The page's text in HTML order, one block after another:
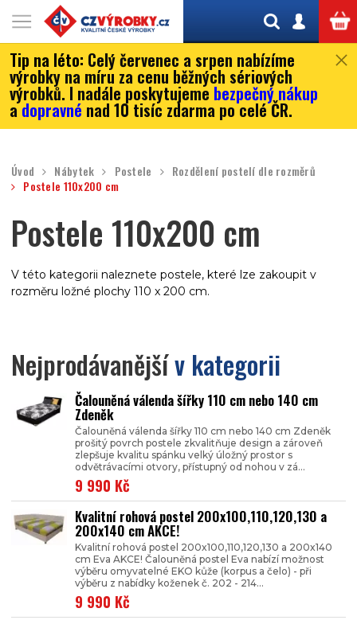
Tip na léto: Celý červenec a srpen nabízíme
výrobky na míru za cenu běžných sériových
výrobků. I nadále poskytujeme bezpečný nákup
adopravné nad 10 tisíc zdarma po celé ČR.
Úvod Nábytek Postele
Rozdělení postelí dle rozměrů
Postele 110x200 cm
Postele 110x200 cm
V této kategorii naleznete postele, které lze zakoupit v
rozměru ložné plochy 110 x 200 cm.
Nejprodávanějšív kategorii
Čalouněná válenda šířky 110 cm nebo 140 cm
Zdeněk
Čalouněná válenda šířky 110 cm nebo 140 cm Zdeněk
prošitý povrch postele zkvalitňuje design a zároveň
zlepšuje kvalitu spánku velký úložný prostor s
odvětrávacími otvory, přístupný od nohou v zá...
9 990 Kč
Kvalitní rohová postel 200x100,110,120,130 a
200x140 cm AKCE!
Kvalitní rohová postel 200x100,110,120,130 a 200x140
cm Eva AKCE! Čalouněná postel Eva nabízí možnost
výběru omyvatelné EKO kůže (korpus a čelo) - při
výběru z nabídky koženek č. 202 - 214...
9 990 Kč